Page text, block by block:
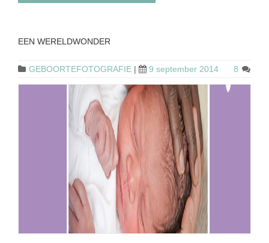
EEN WERELDWONDER
GEBOORTEFOTOGRAFIE | 9 september 2014 8